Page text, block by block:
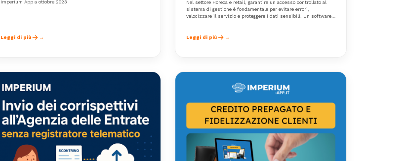
Imperium App a ottobre 2023
Leggi di più
Nel settore Horeca e retail, garantire un accesso controllato al
sistema di gestione è fondamentale per evitare errori,
velocizzare il servizio e proteggere i dati sensibili. Un software
all’operatore giusto.
Leggi di più